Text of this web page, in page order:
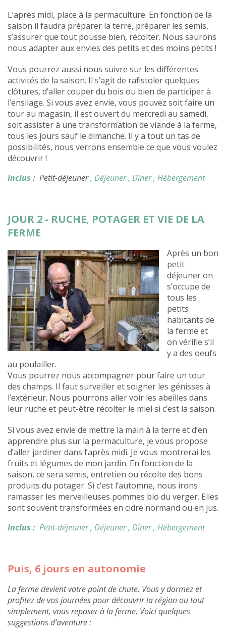
L’après midi, place à la permaculture. En fonction de la
saison il faudra préparer la terre, préparer les semis,
s’assurer que tout pousse bien, récolter. Nous saurons
nous adapter aux envies des petits et des moins petits !
Vous pourrez aussi nous suivre sur les différentes
activités de la saison. Il s’agit de rafistoler quelques
clôtures, d’aller couper du bois ou bien de participer à
l’ensilage. Si vous avez envie, vous pouvez soit faire un
tour au magasin, il est ouvert du mercredi au samedi,
soit assister à une transformation de viande à la ferme,
tous les jours sauf le dimanche. Il y a tout un tas de
possibilités, nous verrons ensemble ce que vous voulez
découvrir !
Inclus : Petit-déjeuner, Déjeuner, Dîner, Hébergement
JOUR 2 - RUCHE, POTAGER ET VIE DE LA
FERME
Après un bon
petit
déjeuner on
s’occupe de
tous les
petits
habitants de
la ferme et
on vérifie s’il
y a des oeufs
au poulailler.
Vous pourrez nous accompagner pour faire un tour
des champs. Il faut surveiller et soigner les génisses à
l’extérieur. Nous pourrons aller voir les abeilles dans
leur ruche et peut-être récolter le miel si c’est la saison.
Si vous avez envie de mettre la main à la terre et d’en
apprendre plus sur la permaculture, je vous propose
d’aller jardiner dans l’après midi. Je vous montrerai les
fruits et légumes de mon jardin. En fonction de la
saison, ce sera semis, entretien ou récolte des bons
produits du potager. Si c’est l’automne, nous irons
ramasser les merveilleuses pommes bio du verger. Elles
sont souvent transformées en cidre normand ou en jus.
Inclus : Petit-déjeuner, Déjeuner, Dîner, Hébergement
Puis, 6 jours en autonomie
La ferme devient votre point de chute. Vous y dormez et
profitez de vos journées pour découvrir la région ou tout
simplement, vous reposer à la ferme. Voici quelques
suggestions d’aventure :